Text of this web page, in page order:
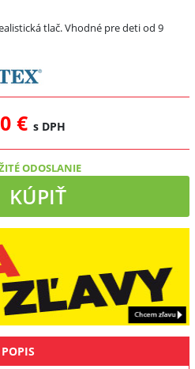
tlač. Vhodné pre deti od 9
€ s DPH
ODOSLANIE
KÚPIŤ
POPIS